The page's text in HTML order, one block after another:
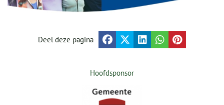
Deel deze pagina
Hoofdsponsor